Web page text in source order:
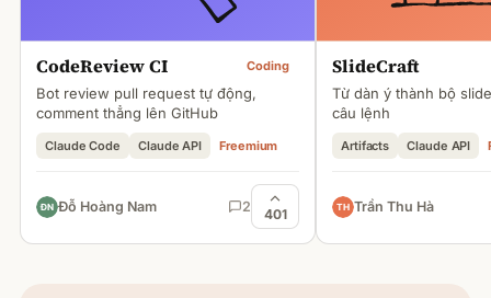
CodeReview CI Coding
Bot review pull request tự động,
comment thẳng lên GitHub
Claude Code Claude API Freemium
Đỗ Hoàng Nam 2 401
SlideCraft
Từ dàn ý thành bộ
câu lệnh
Artifacts Claude API
Trần Thu Hà